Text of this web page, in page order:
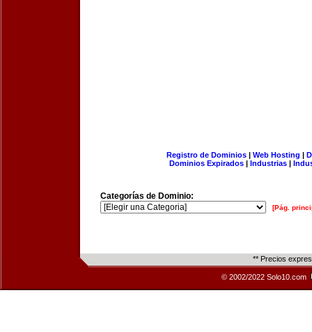
Registro de Dominios| Web Hosting |
Dominios Expirados | Industrias |
Categorías de Dominio:
[Pág.
** Precios
© 2002/2022 Solo10.com